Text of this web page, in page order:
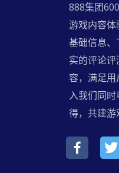
888集团
游戏内容
基础信息、
实的评论
容，满足
入我们同
得，共建游